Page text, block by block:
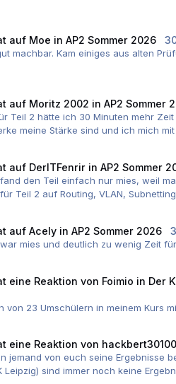
mir dabei die ganze Zeit stelle ist,
einer normalen Ausbildung über 3
hier und auch die mit denen ich
unter Vertrag genommen.
um auszusieben. Passiert und ist
sehr klein dargestellt, hab halt
in Ordnung, nur Europass habe
noch?"
wir wurden hier durchgetrieben
Von der Zeit her, war es auch
Raid etc...was halt viel
diese Themen die Hauptteil
auf Moe in AP2 Sommer 2026
machbar. Kam einiges aus alten
auf Moritz 2002 in AP2 Sommer
Teil 2 hätte ich 30 Minuten mehr
meine Stärke sind und ich mich
mussten. Ich bin wirklich
haben.
auf DerITFenririn AP2 Sommer
den Teil einfach nur mies, weil
Teil 2 auf Routing, VLAN,
bei 80 Punkten lag und dann so
auf Acelyin AP2 Sommer 2026
mies und deutlich zu wenig Zeit
eine Reaktion von Foimio in Der
von 23 Umschülern in meinem Kurs
geben keine genaue Auskunft
EINZELFALL wie das einige hier
eine Reaktion von
jemand von euch seine Ergebnisse
Leipzig) sind immer noch keine